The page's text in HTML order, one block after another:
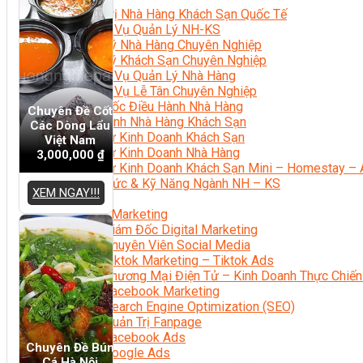
Quản Trị Nhà Hàng Khách Sạn Quốc Tế
Nghiệp Vụ Quản Lý NH-KS
Quản Lý Nhà Hàng Chuyên Nghiệp
Quản Lý Khách Sạn Chuyên Nghiệp
Nghiệp Vụ Quản Lý Nhà Hàng
Nghiệp Vụ Lễ Tân Chuyên Nghiệp
Giám Đốc Điều Hành Nhà Hàng
Tiếng Anh Nhà Hàng Khách Sạn
Khởi Sự Kinh Doanh Khách Sạn
Khởi Sự Kinh Doanh Nhà Hàng
Khởi Sự Kinh Doanh Khách Sạn Mini – Homestay –
Kiến Thức & Kỹ Năng Ngành NH – KS
Marketing
Digital Marketing
Giám Đốc Digital Marketing
Chuyên Viên Social Media
Tiktok Marketing – Tiktok Ads
Thương Mại Điện Tử – Kinh Doanh Thực
Facebook Marketing
Search Engine Optimization (SEO)
Quản Trị Fanpage
Facebook Ads
Google Ads
Chuyên Đề Cốt
Các Dòng Lẩu
Việt Nam
3,000,000 ₫
XEM NGAY!!!
Chuyên Đề Bún